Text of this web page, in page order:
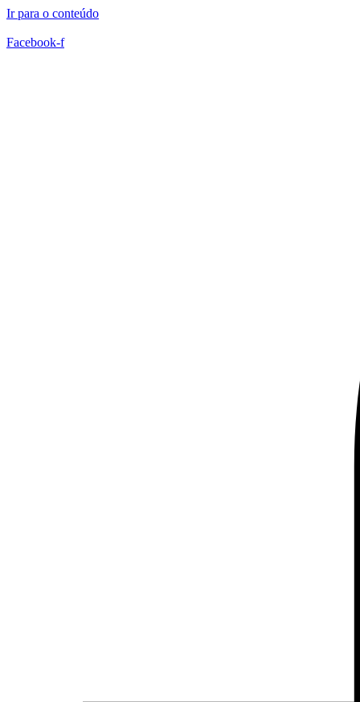
Ir para o conteúdo
Facebook-f